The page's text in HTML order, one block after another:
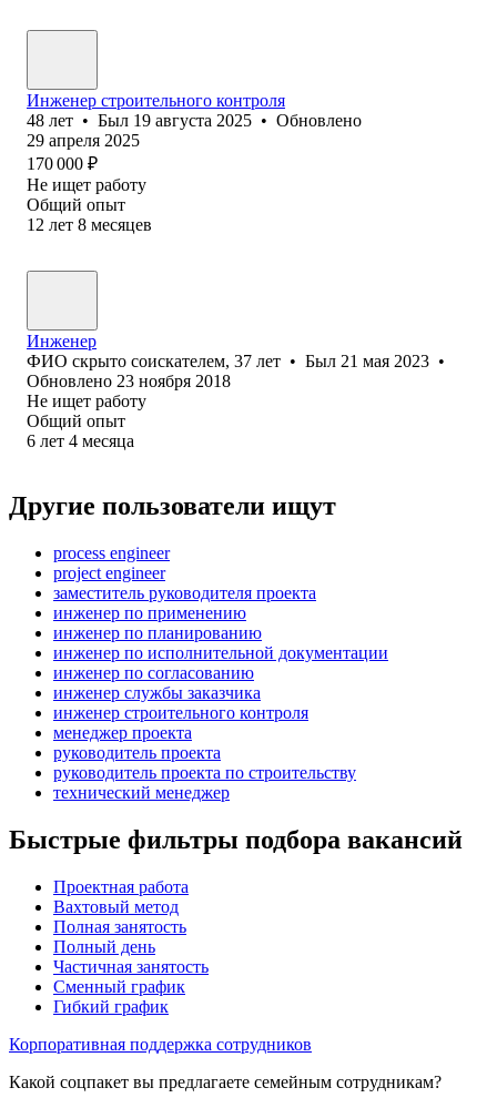
Инженер строительного контроля
48 лет • Был 19 августа 2025 • Обновлено
29 апреля 2025
170 000 ₽
Не ищет работу
Общий опыт
12 лет 8 месяцев
Инженер
ФИО скрыто соискателем, 37 лет • Был 21 мая 2023 •
Обновлено 23 ноября 2018
Не ищет работу
Общий опыт
6 лет 4 месяца
Другие пользователи ищут
process engineer
project engineer
заместитель руководителя проекта
инженер по применению
инженер по планированию
инженер по исполнительной документации
инженер по согласованию
инженер службы заказчика
инженер строительного контроля
менеджер проекта
руководитель проекта
руководитель проекта по строительству
технический менеджер
Быстрые фильтры подбора вакансий
Проектная работа
Вахтовый метод
Полная занятость
Полный день
Частичная занятость
Сменный график
Гибкий график
Корпоративная поддержка сотрудников
Какой соцпакет вы предлагаете семейным сотрудникам?